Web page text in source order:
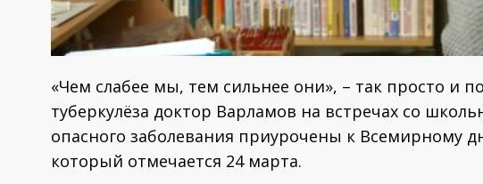
«Чем слабее мы, тем сильнее они», – так просто и
туберкулёза доктор Варламов на встречах со
опасного заболевания приурочены к Всемирному
который отмечается 24 марта.